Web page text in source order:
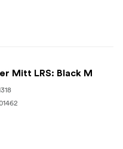
Mitt LRS: Black M